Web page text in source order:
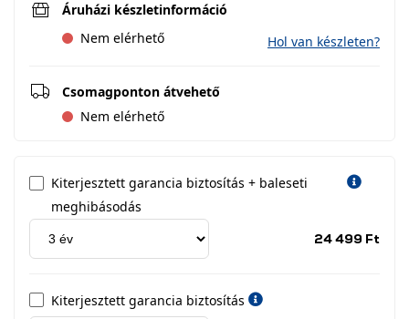
Áruházi készletinformáció
Nem elérhető
Hol van készleten?
Csomagponton átvehető
Nem elérhető
Kiterjesztett garancia biztosítás + baleseti
meghibásodás
24 499 Ft
Kiterjesztett garancia biztosítás